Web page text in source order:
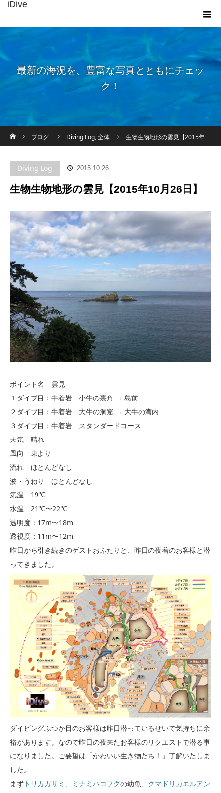
iDive
最新の海況を、豊富な写真とともにチェッ
ク！
ブログ
Diving Log,全体 生物生物地形の雲見【2015年
Diving Log 2015.10.26
生物生物地形の雲見【2015年10月26日】
ポイント名 雲見
１ダイブ目：牛着岩 小牛の裏角 → 島前
２ダイブ目：牛着岩 大牛の洞窟 → 大牛の湾内
３ダイブ目：牛着岩 スタンダードコース
天気 晴れ
風向 東より
流れ ほとんどなし
波・うねり ほとんどなし
気温 19℃
水温 21℃〜22℃
透明度：17m〜18m
透視度：11m〜12m
昨日から引き続きのゲストおふたりと、昨日の夜着のお客様と潜
ってきました。
ダイビングふつか目のお客様は昨日潜っているせいで気持ちに余
裕があります。なので昨日の夜来たお客様のリクエストで潜る事
になりました。ご要望は「かわいい生き物たち！」了解いたしま
した。
まず トサカガザミ 、 ミナミハコフグの幼魚、 クマドリカエルアン